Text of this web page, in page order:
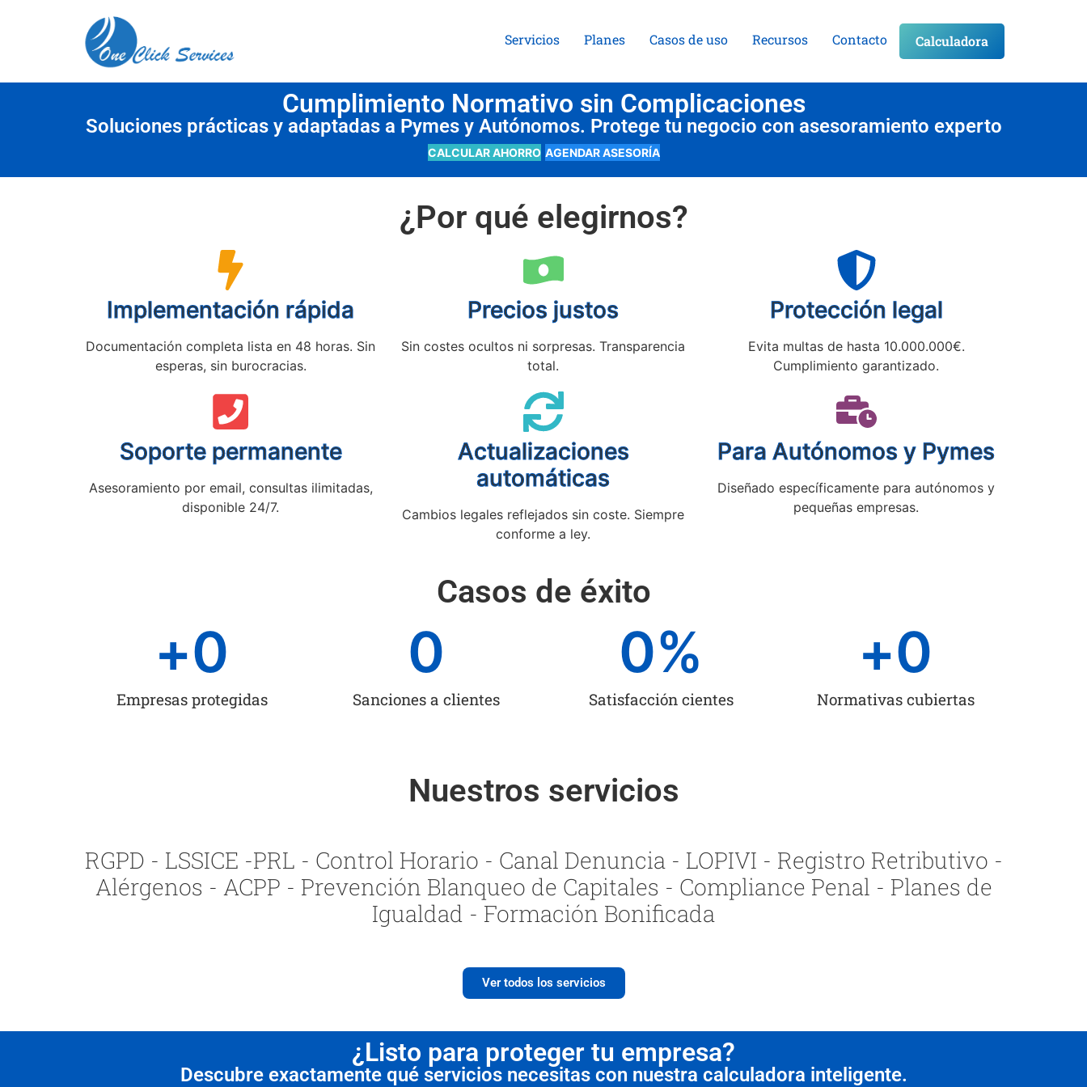
Servicios Planes Casos de uso Recursos Contacto Calculadora
Cumplimiento Normativo sin Complicaciones
Soluciones prácticas y adaptadas a Pymes y Autónomos. Protege tu negocio con asesoramiento experto
CALCULAR AHORRO AGENDAR ASESORÍA
¿Por qué elegirnos?
Implementación rápida
Documentación completa lista en 48 horas. Sin
esperas, sin burocracias.
Precios justos
Sin costes ocultos ni sorpresas. Transparencia
total.
Protección legal
Evita multas de hasta 10.000.000€.
Cumplimiento garantizado.
Soporte permanente
Asesoramiento por email, consultas ilimitadas,
disponible 24/7.
Actualizaciones
automáticas
Cambios legales reflejados sin coste. Siempre
conforme a ley.
Para Autónomos y Pymes
Diseñado específicamente para autónomos y
pequeñas empresas.
Casos de éxito
Empresas protegidas
+0
Sanciones a clientes
0
Satisfacción cientes
0%
Normativas cubiertas
+0
Nuestros servicios
RGPD - LSSICE -PRL - Control Horario - Canal Denuncia - LOPIVI - Registro Retributivo -
Alérgenos - ACPP - Prevención Blanqueo de Capitales - Compliance Penal - Planes de
Igualdad - Formación Bonificada
Ver todos los servicios
¿Listo para proteger tu empresa?
Descubre exactamente qué servicios necesitas con nuestra calculadora inteligente.